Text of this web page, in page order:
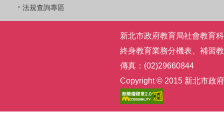
法規查詢專區
新北市政府教育局社會教育
終身教育業務分機表
補習
傳真：(02)29660844
Copyright © 2015 新北市政